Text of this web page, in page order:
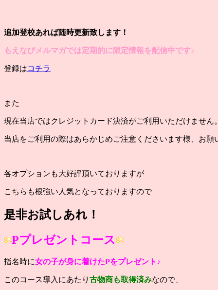
追加登校あれば随時更新致します！
もえなびメルマガでは定期的に限定情報を配信中です♪
登録はコチラ
また
現在当店ではクレジットカード決済がご利用いただけません。
当店をご利用の際はあらかじめご注意くださいます様、お願
各オプションも大好評頂いておりますが
こちらも根強い人気となっておりますので
是非お試しあれ！
Pプレゼントコース
指名時に女の子が身に着けたPをプレゼント♪
このコース導入にあたり 古物商も取得済みなので、